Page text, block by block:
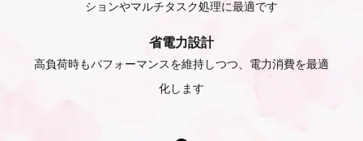
ションやマルチタスク処理に最適です
省電力設計
高負荷時もパフォーマンスを維持しつつ、電力消費を最適
化します